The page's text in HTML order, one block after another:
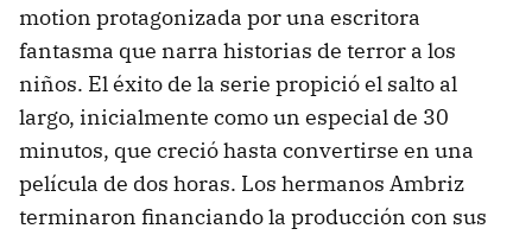
motion protagonizada por una escritora
fantasma que narra historias de terror a los
niños. El éxito de la serie propició el salto al
largo, inicialmente como un especial de 30
minutos, que creció hasta convertirse en una
película de dos horas. Los hermanos Ambriz
terminaron financiando la producción con sus